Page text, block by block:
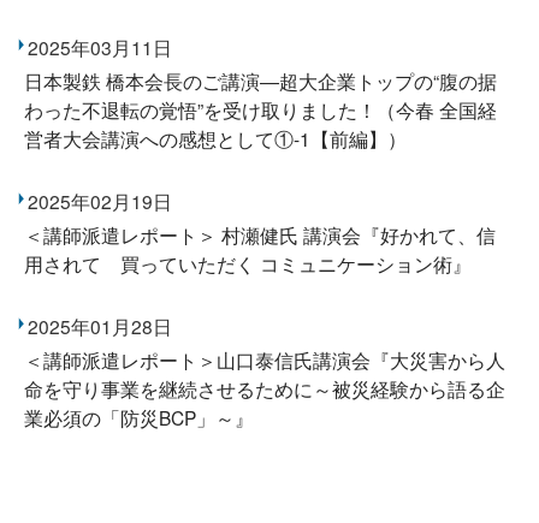
2025年03月11日
日本製鉄 橋本会長のご講演―超大企業トップの“腹の据
わった不退転の覚悟”を受け取りました！（今春 全国経
営者大会講演への感想として①-1【前編】）
2025年02月19日
＜講師派遣レポート＞ 村瀬健氏 講演会『好かれて、信
用されて 買っていただく コミュニケーション術』
2025年01月28日
＜講師派遣レポート＞山口泰信氏講演会『大災害から人
命を守り事業を継続させるために～被災経験から語る企
業必須の「防災BCP」～』